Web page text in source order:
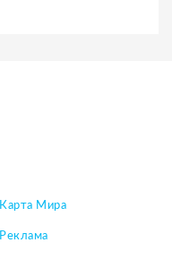
Карта Мира
Реклама